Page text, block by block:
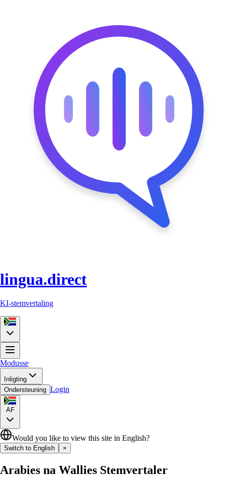
lingua.direct
KI-stemvertaling
Modusse
Inligting
Ondersteuning Login
AF
Would you like to view this site in English?
Switch to English ×
Arabies na Wallies Stemvertaler